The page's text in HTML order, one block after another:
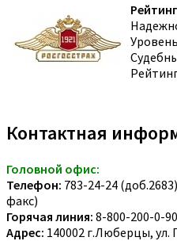
Рейтинг
Контактная
Головной офис:
Телефон: 783-24-24
факс)
Горячая линия: 8-800-200-0-
Адрес: 140002 г.Люберцы, ул.